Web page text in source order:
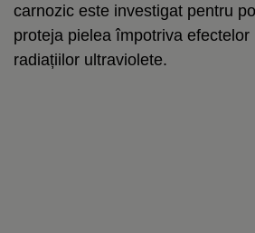
carnozic este investigat pentru
proteja pielea împotriva efectelor
radiațiilor ultraviolete.